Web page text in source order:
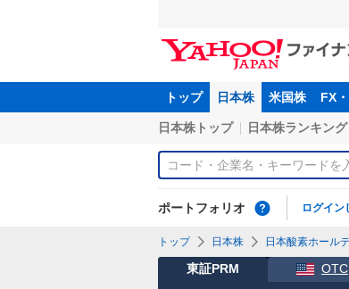
トップ 日本株 米国株 FX
日本株トップ 日本株ランキング
ポートフォリオ ログイン
トップ 日本株 日本酸素ホール
東証PRM OTC